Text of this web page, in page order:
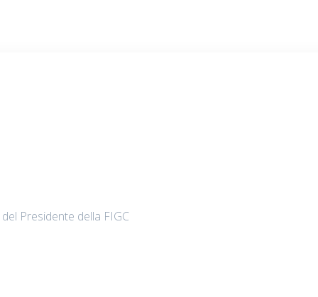
Presidente della FIGC